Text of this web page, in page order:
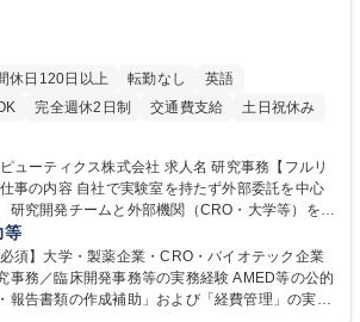
休日120日以上 転勤なし
英語
完全週休2日制 交通費支給 土日祝休み
株式会社 求人名 研究事務【フルリ
研究開発チームと外部機関（CRO・大学等）をつ
発注・予算管理などの研究事務全般をお任せしま
準備・議事録作成 ■研究報告書、試験関連資料、
保管 ■研究開発の進捗・タイムライン・予算執行
等
須】大学・製薬企業・CRO・バイオテック企業
事務／臨床開発事務等の実務経験 AMED等の公的
報告書類の作成補助」および「経費管理」の実務